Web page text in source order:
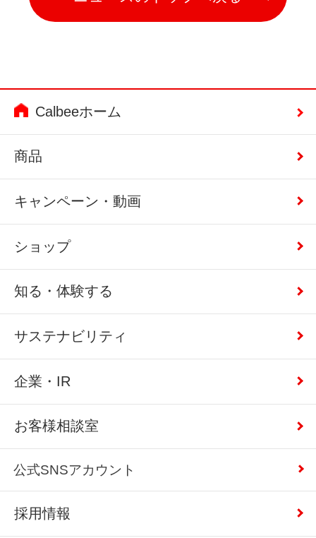
Calbeeホーム
商品
キャンペーン・動画
ショップ
知る・体験する
サステナビリティ
企業・IR
お客様相談室
公式SNSアカウント
採用情報